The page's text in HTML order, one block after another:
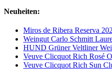
Neuheiten:
Miros de Ribera Reserva
Weingut Carlo Schmitt
HUND Grüner Veltliner
Veuve Clicquot Rich Rosé
Veuve Clicquot Rich Sun